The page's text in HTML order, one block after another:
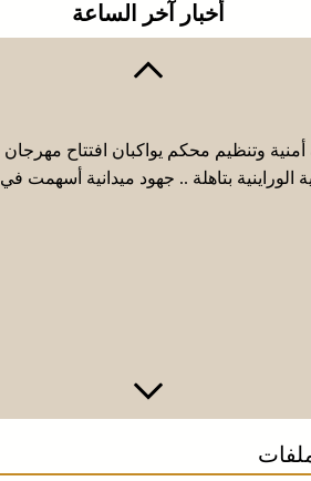
أخبار آخر الساعة
وتنظيم محكم يواكبان افتتاح مهرجان
الوراينية بتاهلة .. جهود ميدانية أسهمت في